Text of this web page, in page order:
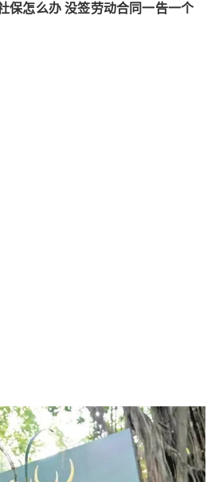
保怎么办 没签劳动合同一告一个